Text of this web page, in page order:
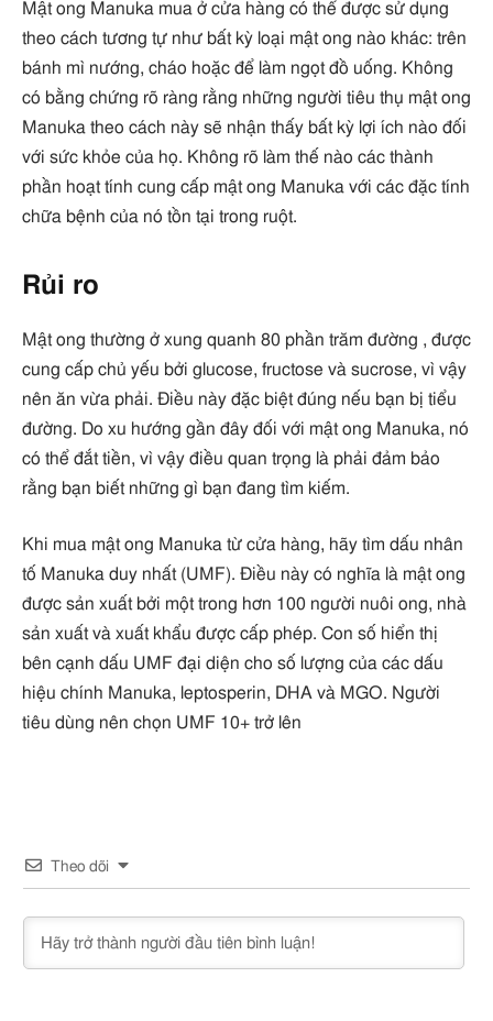
Mật ong Manuka mua ở cửa hàng có thể được sử dụng
theo cách tương tự như bất kỳ loại mật ong nào khác: trên
bánh mì nướng, cháo hoặc để làm ngọt đồ uống. Không
có bằng chứng rõ ràng rằng những người tiêu thụ mật ong
Manuka theo cách này sẽ nhận thấy bất kỳ lợi ích nào đối
với sức khỏe của họ. Không rõ làm thế nào các thành
phần hoạt tính cung cấp mật ong Manuka với các đặc tính
chữa bệnh của nó tồn tại trong ruột.
Rủi ro
Mật ong thường ở xung quanh 80 phần trăm đường , được
cung cấp chủ yếu bởi glucose, fructose và sucrose, vì vậy
nên ăn vừa phải. Điều này đặc biệt đúng nếu bạn bị tiểu
đường. Do xu hướng gần đây đối với mật ong Manuka, nó
có thể đắt tiền, vì vậy điều quan trọng là phải đảm bảo
rằng bạn biết những gì bạn đang tìm kiếm.
Khi mua mật ong Manuka từ cửa hàng, hãy tìm dấu nhân
tố Manuka duy nhất (UMF). Điều này có nghĩa là mật ong
được sản xuất bởi một trong hơn 100 người nuôi ong, nhà
sản xuất và xuất khẩu được cấp phép. Con số hiển thị
bên cạnh dấu UMF đại diện cho số lượng của các dấu
hiệu chính Manuka, leptosperin, DHA và MGO. Người
tiêu dùng nên chọn UMF 10+ trở lên
Theo dõi